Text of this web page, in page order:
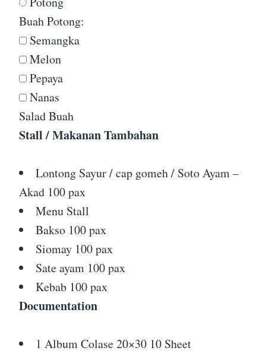
Buah Potong:
Semangka
Melon
Pepaya
Nanas
Salad Buah
Stall / Makanan Tambahan
Lontong Sayur / cap gomeh / Soto Ayam –
Akad 100 pax
Menu Stall
Bakso 100 pax
Siomay 100 pax
Sate ayam 100 pax
Kebab 100 pax
Documentation
1 Album Colase 20×30 10 Sheet